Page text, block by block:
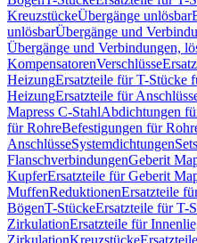
KreuzstückeÜbergänge unlösbar
unlösbarÜbergänge und
Übergänge und Verbindungen,
KompensatorenVerschlüsse
HeizungErsatzteile für T-Stücke
HeizungErsatzteile für
Mapress C-StahlAbdichtungen
für RohreBefestigungen für
AnschlüsseSystemdichtungen
FlanschverbindungenGeberit
KupferErsatzteile für Geberit
MuffenReduktionenErsatzteile
BögenT-StückeErsatzteile für T-
ZirkulationErsatzteile für
ZirkulationKreuzstücke